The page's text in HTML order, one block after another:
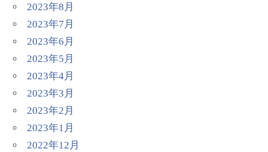
2023年8月
2023年7月
2023年6月
2023年5月
2023年4月
2023年3月
2023年2月
2023年1月
2022年12月